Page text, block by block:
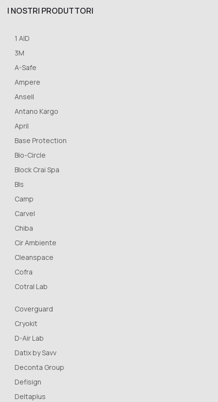
I NOSTRI PRODUTTORI
1 AID
3M
A-Safe
Ampere
Ansell
Antano Kargo
April
Base Protection
Bio-Circle
Block Crai Spa
Bls
Camp
Carvel
Chiba
Cir Ambiente
Cleanspace
Cofra
Cotral Lab
Coverguard
Cryokit
D-Air Lab
Datix by Savv
Deconta Group
Defisign
Deltaplus